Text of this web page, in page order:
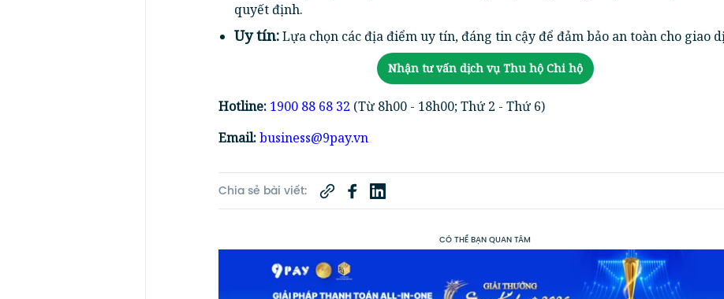
quyết định.
Uy tín:Lựa chọn các địa điểm uy tín, đáng tin cậy để đảm bảo an toàn cho giao
Nhận tư vấn dịch vụ Thu hộ Chi hộ
Hotline: 1900 88 68 32 (Từ 8h00 - 18h00; Thứ 2 - Thứ 6)
Email:business@9pay.vn
Chia sẻ bài viết:
CÓ THỂ BẠN QUAN TÂM